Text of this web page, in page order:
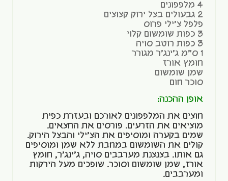
4 מלפפונים
2 גבעולים בצל ירוק קצוצים
פלפל צ'ילי פרוס
3 כפות שומשום קלוי
3 כפות רוטב סויה
1 ס"מ ג'ינג'ר מגורר
חומץ אורז
שמן שומשום
סוכר חום
אופן ההכנה:
חוצים את המלפפונים לאורכם ובעזרת כפית
מוציאים את הזרעים. פורסים את החצאים.
שמים בקערה ומוסיפים את הצ'ילי והבצל הירוק.
קולים את השומשום במחבת ללא שמן ומוסיפים
גם אותו. בצנצנת מערבבים סויה, ג'ינג'ר, חומץ
אורז, שמן שומשום וסוכר. שופכים מעל הירקות
ומערבבים.